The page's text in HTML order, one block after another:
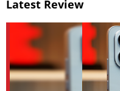
Latest Review